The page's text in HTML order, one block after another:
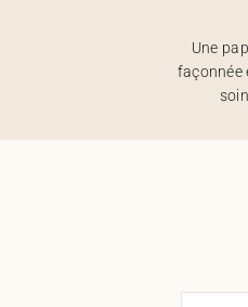
Une
façonnée